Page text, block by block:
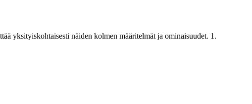
yksityiskohtaisesti näiden kolmen määritelmät ja ominaisuudet. 1.